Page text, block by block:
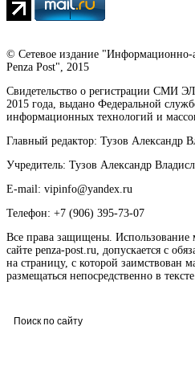
© Сетевое издание "Информационно-
Penza Post", 2015
Свидетельство о регистрации СМИ
2015 года, выдано Федеральной
информационных технологий и
Главный редактор: Тузов Александр
Учредитель: Тузов Александр
E-mail: vipinfo@yandex.ru
Телефон: +7 (906) 395-73-07
Все права защищены. Использование
сайте penza-post.ru, допускается с
на страницу, с которой заимствован
размещаться непосредственно в